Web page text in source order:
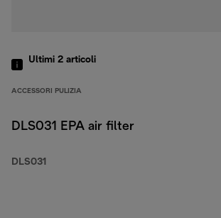
Ultimi 2 articoli
ACCESSORI PULIZIA
DLS031 EPA air filter
DLS031